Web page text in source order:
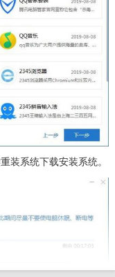
装系统下载安装系统。